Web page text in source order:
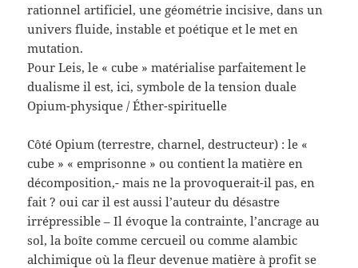
rationnel artificiel, une géométrie incisive, dans un
univers fluide, instable et poétique et le met en
mutation.
Pour Leis, le « cube » matérialise parfaitement le
dualisme il est, ici, symbole de la tension duale
Opium-physique / Éther-spirituelle
Côté Opium (terrestre, charnel, destructeur) : le «
cube » « emprisonne » ou contient la matière en
décomposition,- mais ne la provoquerait-il pas, en
fait ? oui car il est aussi l’auteur du désastre
irrépressible – Il évoque la contrainte, l’ancrage au
sol, la boîte comme cercueil ou comme alambic
alchimique où la fleur devenue matière à profit se